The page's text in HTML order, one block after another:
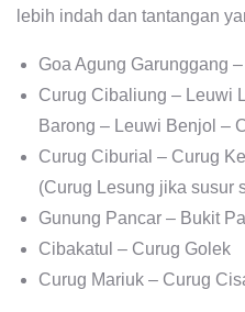
lebih indah dan tantangan
Goa Agung Garunggang
Curug Cibaliung – Leuwi
Barong – Leuwi Benjol –
Curug Ciburial – Curug
(Curug Lesung jika susur
Gunung Pancar – Bukit
Cibakatul – Curug Golek
Curug Mariuk – Curug